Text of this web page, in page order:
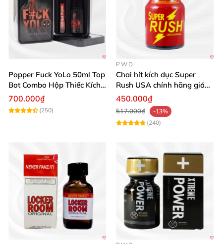
Popper Fuck YoLo 50ml Top
Bot Combo Hộp Thiếc Kích
Thích Mua
700.000₫
(250)
PWD
Chai hít kích dục Super
Rush USA chính hãng giá
tốt
450.000₫
517.000₫
-13%
(240)